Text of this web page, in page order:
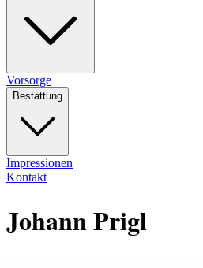
Vorsorge
Bestattung
Impressionen
Kontakt
Johann Prigl